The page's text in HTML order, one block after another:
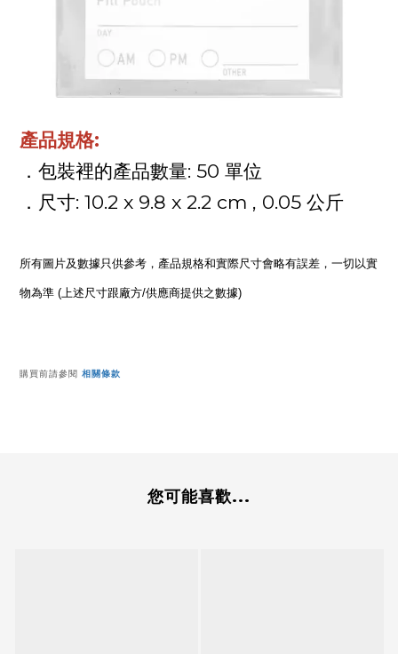
產品規格:
．包裝裡的產品數量: 50 單位
．尺寸: 10.2 x 9.8 x 2.2 cm , 0.05 公斤
所有圖片及數據只供參考，產品規格和實際尺寸會略有誤差，一切以實
物為準 (上述尺寸跟廠方/供應商提供之數據)
購買前請參閱 相關條款
您可能喜歡...